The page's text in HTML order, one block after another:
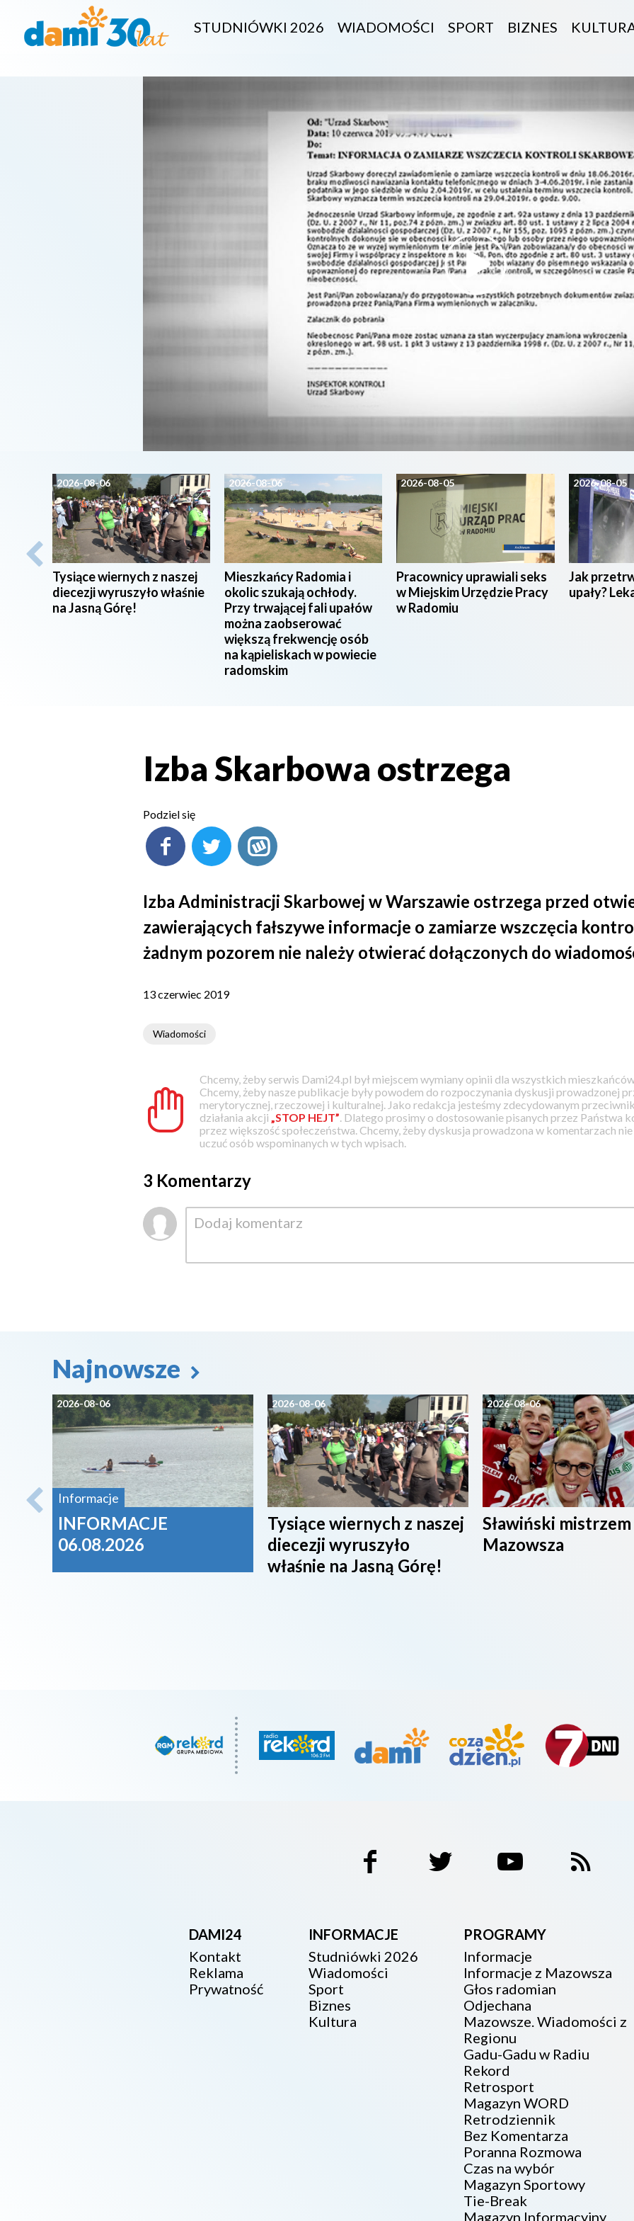
STUDNIÓWKI 2026 WIADOMOŚCI SPORT BIZNES
2026-08-06
Tysiące wiernych z naszej
diecezji wyruszyło właśnie
na Jasną Górę!
2026-08-06
Mieszkańcy Radomia i
okolic szukają ochłody.
Przy trwającej fali upałów
można zaobserować
większą frekwencję osób
na kąpieliskach w powiecie
radomskim
2026-08-05
Pracownicy uprawiali seks
w Miejskim Urzędzie Pracy
w Radomiu
2026-08-05
Jak
upały?
Izba Skarbowa ostrzega
Podziel się
Izba Administracji Skarbowej w Warszawie ostrzega przed
zawierających fałszywe informacje o zamiarze wszczęcia
żadnym pozorem nie należy otwierać dołączonych do
13 czerwiec 2019
Wiadomości
Chcemy, żeby serwis Dami24.pl był miejscem wymiany opinii dla wszystkich
Chcemy, żeby nasze publikacje były powodem do rozpoczynania dyskusji prowadzonej
merytorycznej, rzeczowej i kulturalnej. Jako redakcja jesteśmy zdecydowanym
działania akcji „STOP HEJT” . Dlatego prosimy o dostosowanie pisanych przez Państwa
przez większość społeczeństwa. Chcemy, żeby dyskusja prowadzona w komentarzach
uczuć osób wspominanych w tych wpisach.
3 Komentarzy
Najnowsze
2026-08-06
Informacje
INFORMACJE
06.08.2026
2026-08-06
Tysiące wiernych z naszej
diecezji wyruszyło
właśnie na Jasną Górę!
2026-08-06
Sławiński mistrzem
Mazowsza
DAMI24
Kontakt
Reklama
Prywatność
INFORMACJE
Studniówki 2026
Wiadomości
Sport
Biznes
Kultura
PROGRAMY
Informacje
Informacje z Mazowsza
Głos radomian
Odjechana
Mazowsze. Wiadomości z
Regionu
Gadu-Gadu w Radiu
Rekord
Retrosport
Magazyn WORD
Retrodziennik
Bez Komentarza
Poranna Rozmowa
Czas na wybór
Magazyn Sportowy
Tie-Break
Magazyn Informacyjny